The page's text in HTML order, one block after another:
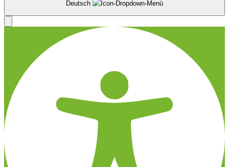
Deutsch